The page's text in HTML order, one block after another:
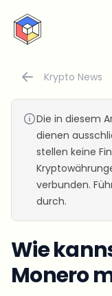
CryptoTicker
Krypto News
Die in diesem
dienen
stellen keine
verbunden.
durch.
Wie
Monero